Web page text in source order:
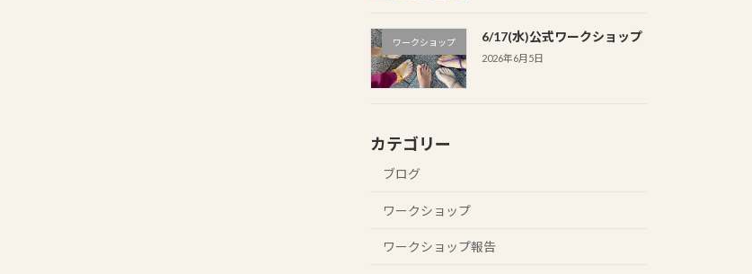
ワークショップ 6/17(水)公式ワークショップ
2026年6月5日
カテゴリー
ブログ
ワークショップ
ワークショップ報告